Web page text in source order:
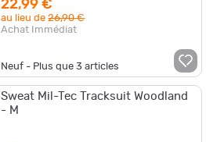
22,99 €
au lieu de26,90 €
Achat Immédiat
Neuf - Plus que3 articles
Sweat Mil-Tec Tracksuit Woodland
- M